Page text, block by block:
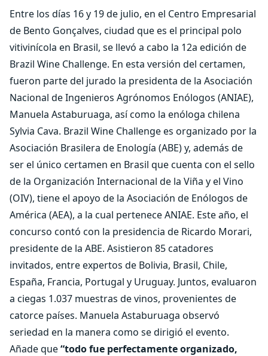
Entre los días 16 y 19 de julio, en el Centro Empresarial
de Bento Gonçalves, ciudad que es el principal polo
vitivinícola en Brasil, se llevó a cabo la 12a edición de
Brazil Wine Challenge. En esta versión del certamen,
fueron parte del jurado la presidenta de la Asociación
Nacional de Ingenieros Agrónomos Enólogos (ANIAE),
Manuela Astaburuaga, así como la enóloga chilena
Sylvia Cava. Brazil Wine Challenge es organizado por la
Asociación Brasilera de Enología (ABE) y, además de
ser el único certamen en Brasil que cuenta con el sello
de la Organización Internacional de la Viña y el Vino
(OIV), tiene el apoyo de la Asociación de Enólogos de
América (AEA), a la cual pertenece ANIAE. Este año, el
concurso contó con la presidencia de Ricardo Morari,
presidente de la ABE. Asistieron 85 catadores
invitados, entre expertos de Bolivia, Brasil, Chile,
España, Francia, Portugal y Uruguay. Juntos, evaluaron
a ciegas 1.037 muestras de vinos, provenientes de
catorce países. Manuela Astaburuaga observó
seriedad en la manera como se dirigió el evento.
Añade que“todo fue perfectamente organizado,